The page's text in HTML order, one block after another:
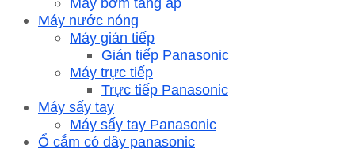
Máy nước nóng
Máy gián tiếp
Gián tiếp Panasonic
Máy trực tiếp
Trực tiếp Panasonic
Máy sấy tay
Máy sấy tay Panasonic
Ổ cắm có dây panasonic